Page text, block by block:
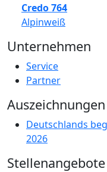
Credo 764
Alpinweiß
Unternehmen
Service
Partner
Auszeichnungen
Deutschlands
2026
Stellenangebote